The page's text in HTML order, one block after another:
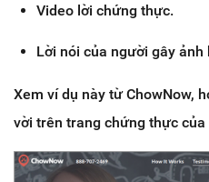
Video lời chứng thực.
Lời nói của người gây ảnh
Xem ví dụ này từ ChowNow,
vời trên trang chứng thực của